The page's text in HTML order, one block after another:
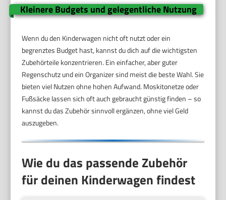
Kleinere Budgets und gelegentliche Nutzung
Wenn du den Kinderwagen nicht oft nutzt oder ein
begrenztes Budget hast, kannst du dich auf die wichtigsten
Zubehörteile konzentrieren. Ein einfacher, aber guter
Regenschutz und ein Organizer sind meist die beste Wahl. Sie
bieten viel Nutzen ohne hohen Aufwand. Moskitonetze oder
Fußsäcke lassen sich oft auch gebraucht günstig finden – so
kannst du das Zubehör sinnvoll ergänzen, ohne viel Geld
auszugeben.
Wie du das passende Zubehör
für deinen Kinderwagen findest